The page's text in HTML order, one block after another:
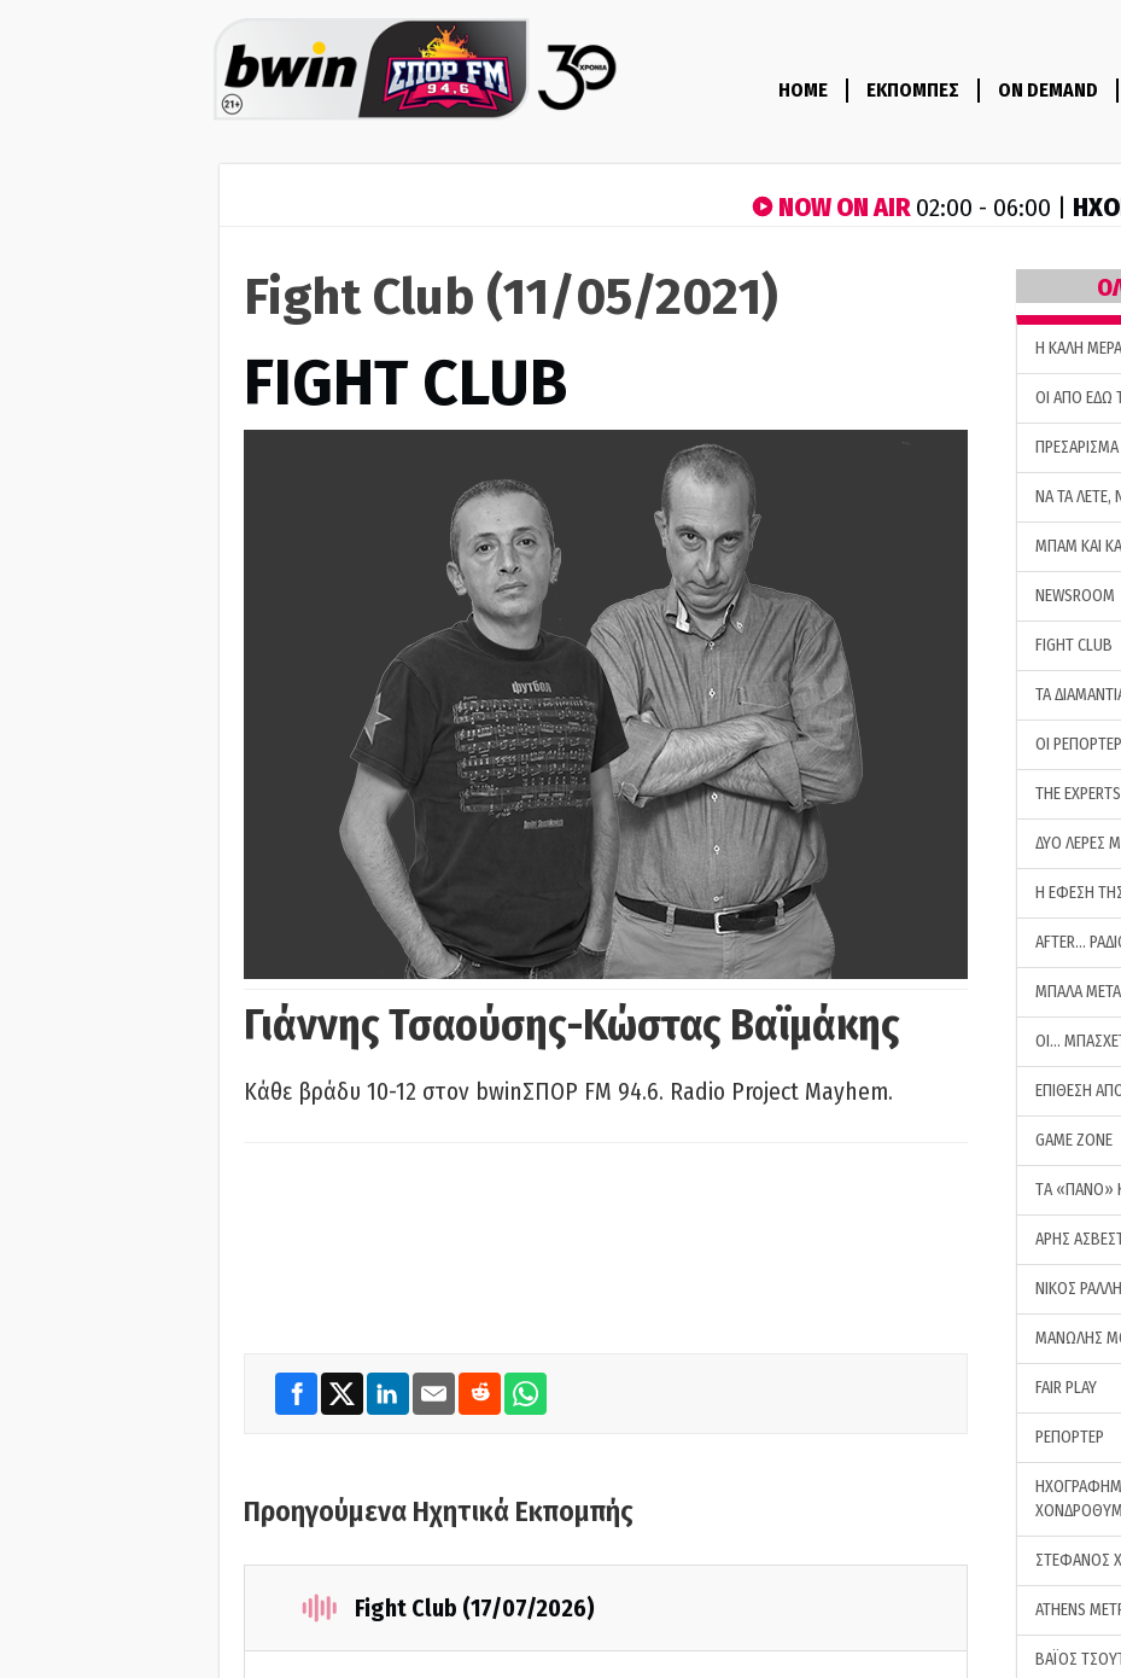
HOME ΕΚΠΟΜΠΕΣ ON DEMAND
NOW ON AIR02:00 - 06:00 |
Fight Club (11/05/2021)
FIGHT CLUB
Γιάννης Τσαούσης-Κώστας Βαϊμάκης
Κάθε βράδυ 10-12 στον bwinΣΠΟΡ FM 94.6. Radio Project Mayhem.
Προηγούμενα Ηχητικά Εκπομπής
Fight Club (17/07/2026)
H ΚΑΛΗ
ΟΙ ΑΠΟ ΕΔΩ
ΠΡΕΣΑΡΙΣΜΑ
ΝΑ ΤΑ ΛΕΤΕ,
ΜΠΑΜ ΚΑΙ
NEWSROOM
FIGHT CLUB
ΤΑ
ΟΙ ΡΕΠΟΡΤΕΡ
THE EXPERTS
ΔΥΟ ΛΕΡΕΣ
Η ΕΦΕΣΗ
AFTER…
ΜΠΑΛΑ
ΟΙ…
ΕΠΙΘΕΣΗ
GAME ZONE
ΤA «ΠΑΝΟ»
ΑΡΗΣ
ΝΙΚΟΣ
ΜΑΝΩΛΗΣ
FAIR PLAY
ΡΕΠΟΡΤΕΡ
ΣΤΕΦΑΝΟΣ
ATHENS
ΒΑΪΟΣ